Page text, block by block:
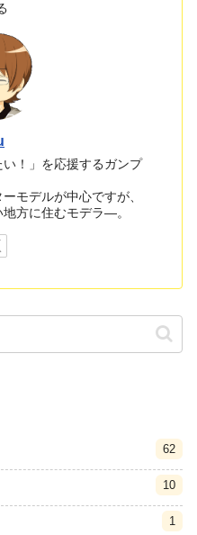
い！」を応援するガンプ
モデルが中心ですが、
方に住むモデラ―。
62
10
1